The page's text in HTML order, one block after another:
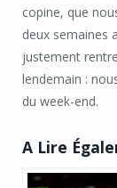
copine, que
deux semaines
justement
lendemain :
du week-end.
A Lire